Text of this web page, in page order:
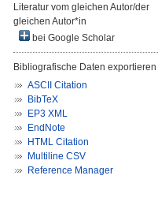
Literatur vom gleichen Autor/der
gleichen Autor*in
bei Google Scholar
Bibliografische Daten exportieren
ASCII Citation
BibTeX
EP3 XML
EndNote
HTML Citation
Multiline CSV
Reference Manager